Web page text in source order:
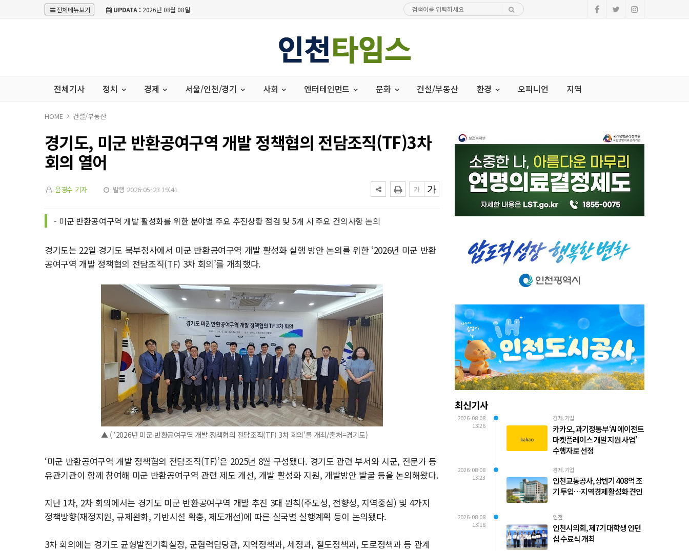
전체메뉴보기 UPDATA : 2026년 08월 08일
전체기사 정치 경제 서울/인천/경기 사회 엔터테인먼트 문화 건설/부동산 환경 오피니언 지역
HOME 건설/부동산
경기도, 미군 반환공여구역 개발 정책협의 전담조직(TF)3차
회의 열어
윤경수 기자 발행 2026-05-23 19:41
- 미군 반환공여구역 개발 활성화를 위한 분야별 주요 추진상황 점검 및 5개 시 주요 건의사항 논의
경기도는 22일 경기도 북부청사에서 미군 반환공여구역 개발 활성화 실행 방안 논의를 위한 ‘2026년 미군 반환
공여구역 개발 정책협의 전담조직(TF) 3차 회의’를 개최했다.
▲ ( ‘2026년 미군 반환공여구역 개발 정책협의 전담조직(TF) 3차 회의’를 개최/출처=경기도)
‘미군 반환공여구역 개발 정책협의 전담조직(TF)’은 2025년 8월 구성됐다. 경기도 관련 부서와 시군, 전문가 등
유관기관이 함께 참여해 미군 반환공여구역 관련 제도 개선, 개발 활성화 지원, 개발방안 발굴 등을 논의해왔다.
지난 1차, 2차 회의에서는 경기도 미군 반환공여구역 개발 추진 3대 원칙(주도성, 전향성, 지역중심) 및 4가지
정책방향(재정지원, 규제완화, 기반시설 확충, 제도개선)에 따른 실국별 실행계획 등이 논의됐다.
3차 회의에는 경기도 균형발전기획실장, 군협력담당관, 지역정책과, 세정과, 철도정책과, 도로정책과 등 관계
최신기사
2026-08-08
13:26
경제.기업
카카오, 과기정통부 ‘AI 에이전트
마켓플레이스 개발 지원 사업’
수행자로 선정
2026-08-08
13:23
경제.기업
인천교통공사, 상반기 408억 조
기 투입…지역경제 활성화 견인
2026-08-08
13:18
인천
인천시의회, 제7기 대학생 인턴
십 수료식 개최